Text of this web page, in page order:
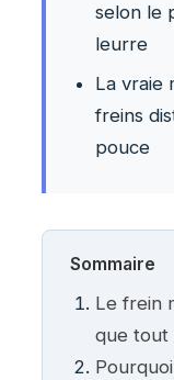
selon le
leurre
La vraie
freins
pouce
Sommaire
Le frein
que tout